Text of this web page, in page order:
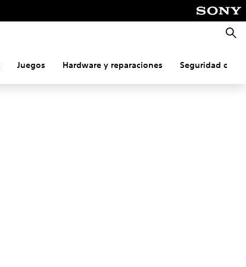
Juegos Hardware y reparaciones Seguridad